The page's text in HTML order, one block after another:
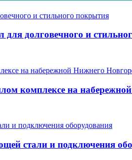
для долговечного и
комплексе на
стали и подключения